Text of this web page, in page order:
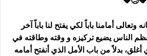
وتعالى أمامنا باباً لكي يفتح لنا باباً آخر
الناس يضيع تركيزه و وقته وطاقته في
أغلق، بدلاً من باب الأمل الذي أنفتح أمامه